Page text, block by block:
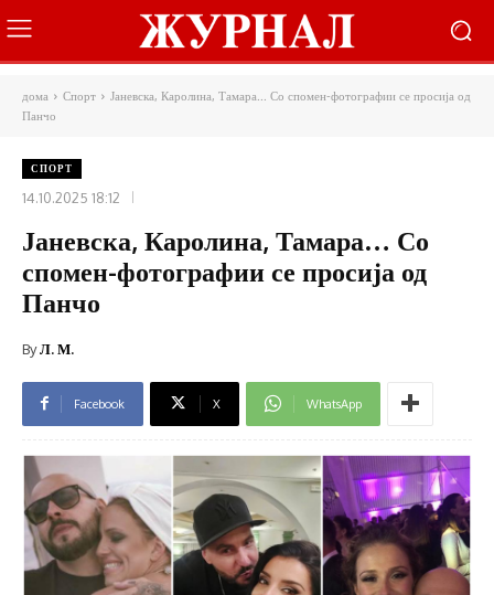
дома Спорт
Јаневска, Каролина, Тамара... Со спомен-фотографии се просија од
Панчо
СПОРТ
14.10.2025 18:12
Јаневска, Каролина, Тамара… Со
спомен-фотографии се просија од
Панчо
ByЛ. М.
Facebook X WhatsApp